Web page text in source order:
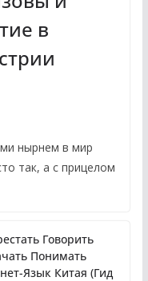
в
нырнем в мир
так, а с прицелом
Говорить
Понимать
Язык Китая (Гид